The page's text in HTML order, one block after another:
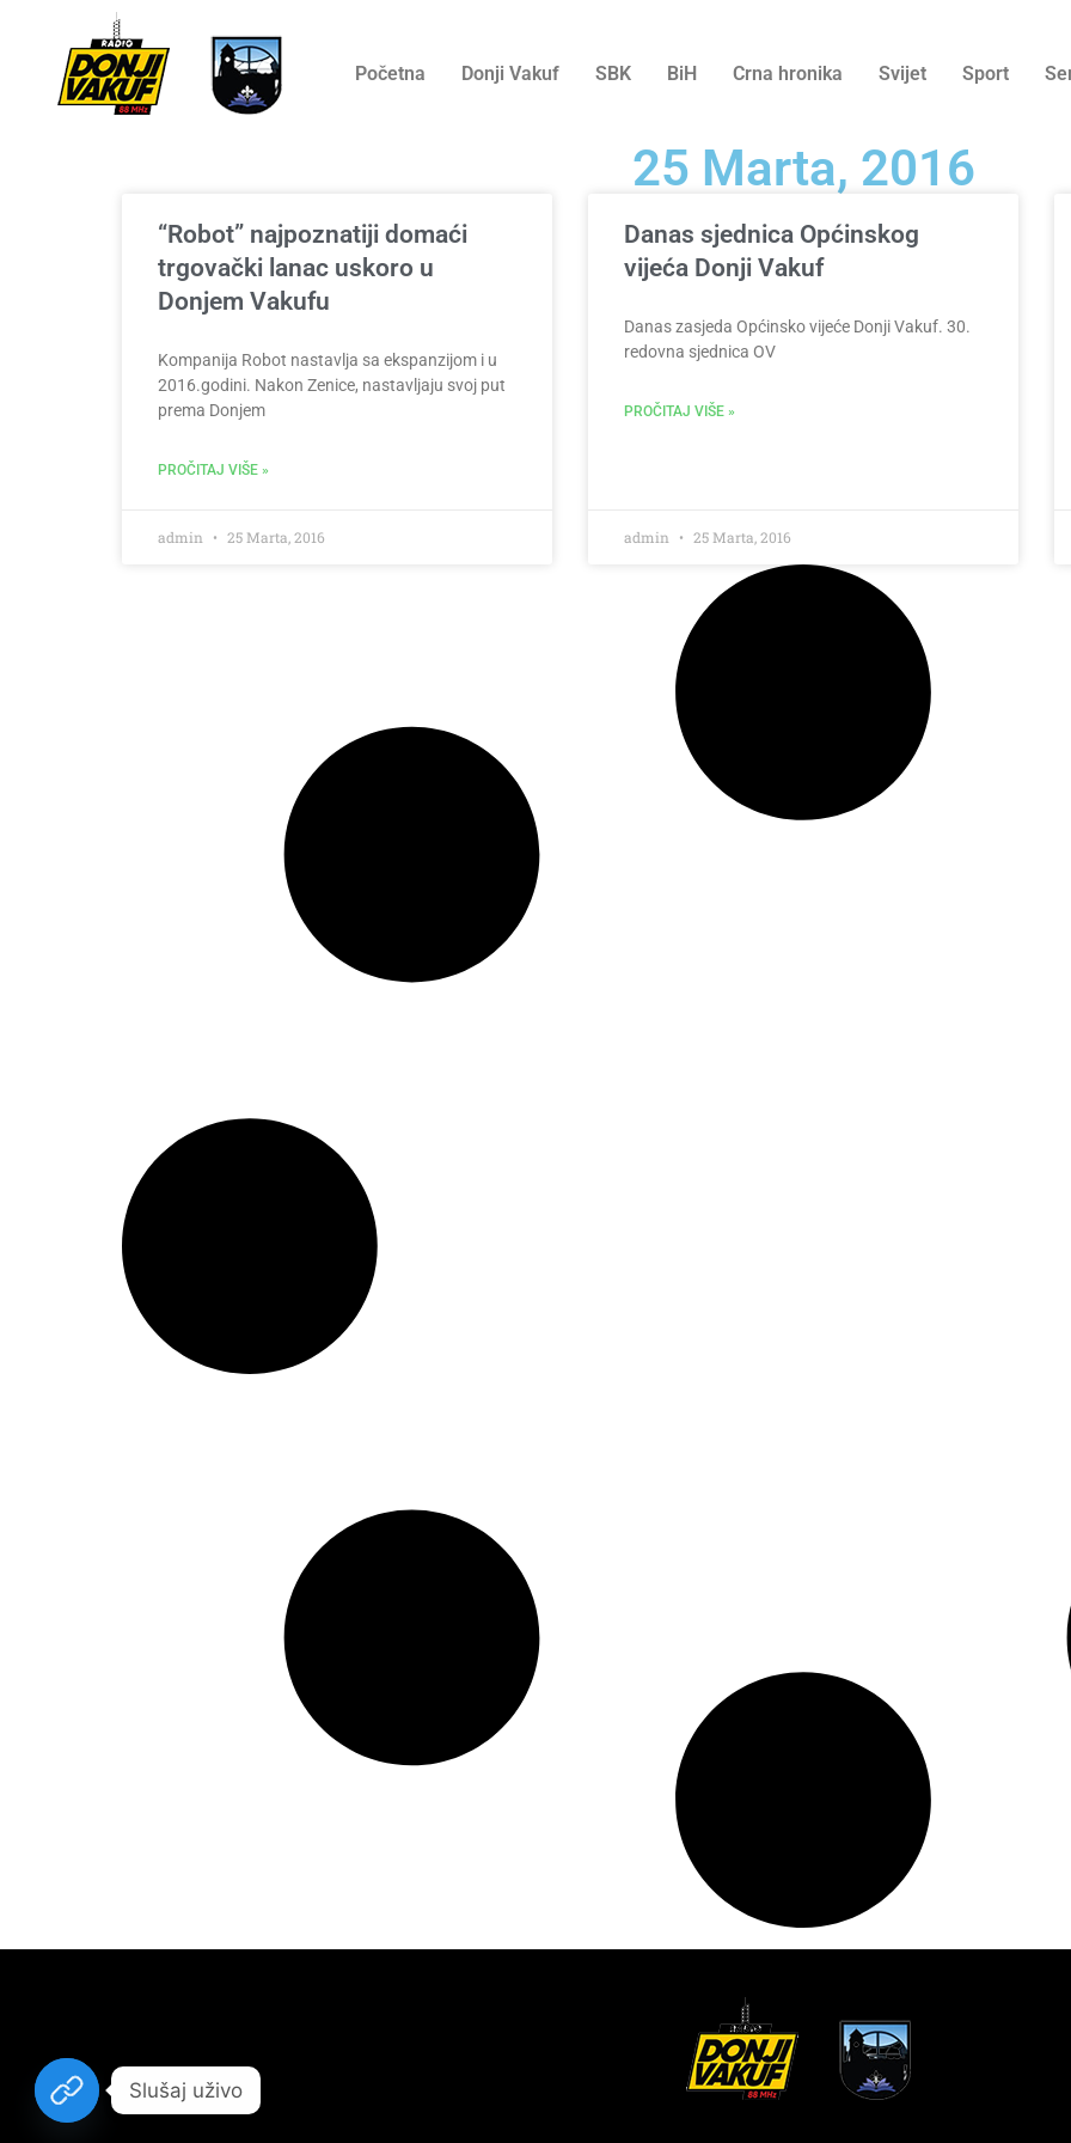
Početna Donji Vakuf SBK BiH Crna hronika Svijet Sport
25 Marta, 2016
“Robot” najpoznatiji domaći
trgovački lanac uskoro u
Donjem Vakufu
Kompanija Robot nastavlja sa ekspanzijom i u
2016.godini. Nakon Zenice, nastavljaju svoj put
prema Donjem
PROČITAJ VIŠE »
admin 25 Marta, 2016
Danas sjednica Općinskog
vijeća Donji Vakuf
Danas zasjeda Općinsko vijeće Donji Vakuf. 30.
redovna sjednica OV
PROČITAJ VIŠE »
admin 25 Marta, 2016
Slušaj uživo